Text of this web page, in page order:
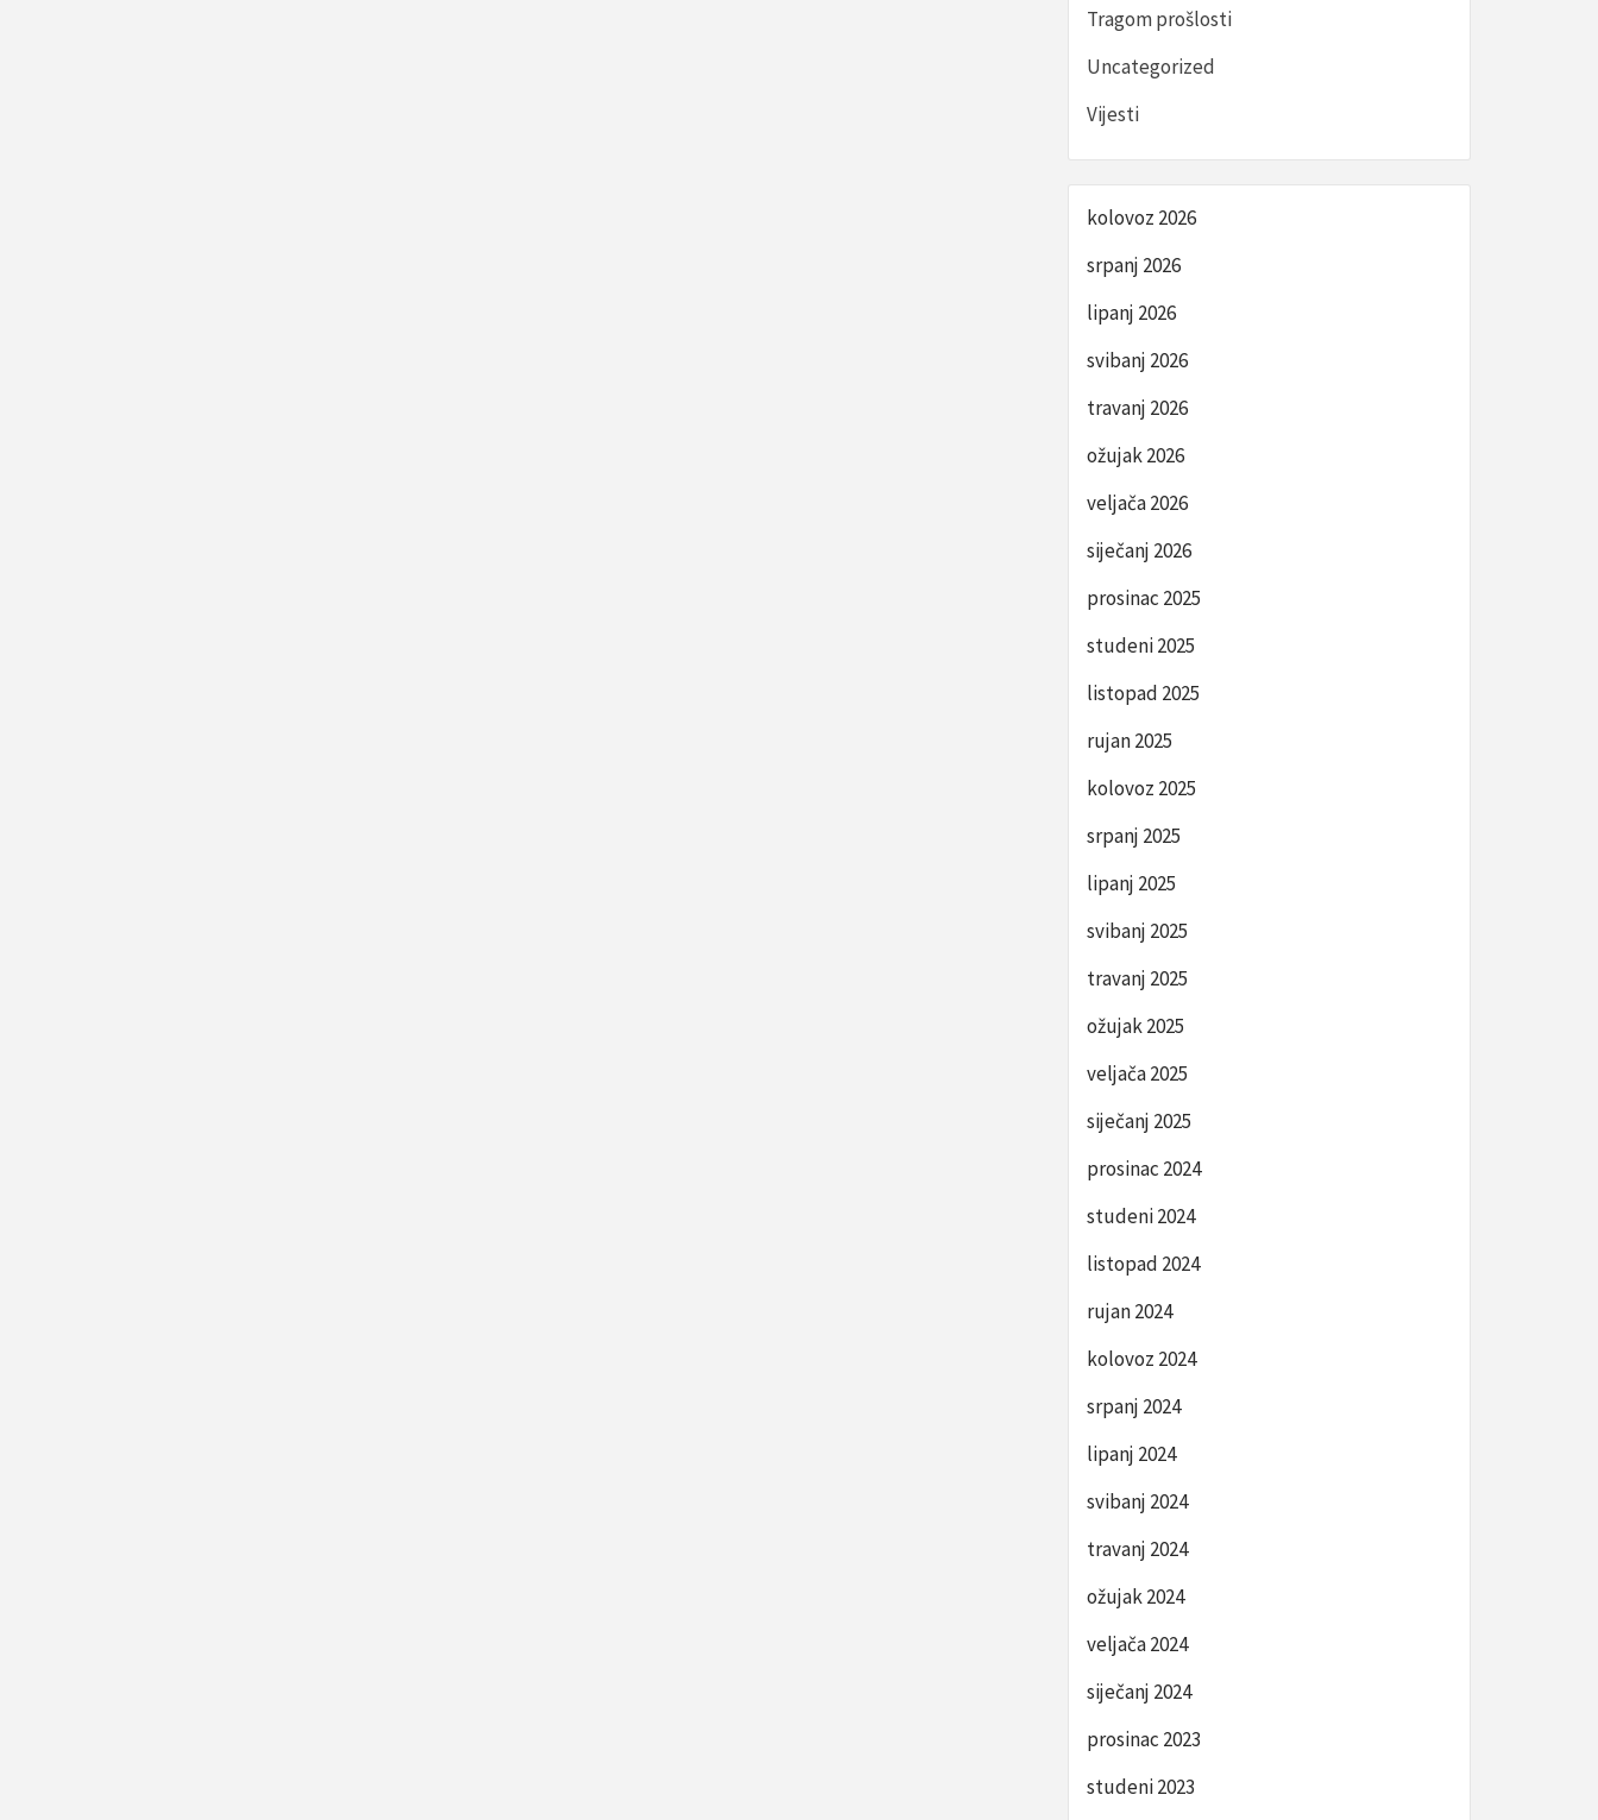
Tragom prošlosti
Uncategorized
Vijesti
kolovoz 2026
srpanj 2026
lipanj 2026
svibanj 2026
travanj 2026
ožujak 2026
veljača 2026
siječanj 2026
prosinac 2025
studeni 2025
listopad 2025
rujan 2025
kolovoz 2025
srpanj 2025
lipanj 2025
svibanj 2025
travanj 2025
ožujak 2025
veljača 2025
siječanj 2025
prosinac 2024
studeni 2024
listopad 2024
rujan 2024
kolovoz 2024
srpanj 2024
lipanj 2024
svibanj 2024
travanj 2024
ožujak 2024
veljača 2024
siječanj 2024
prosinac 2023
studeni 2023